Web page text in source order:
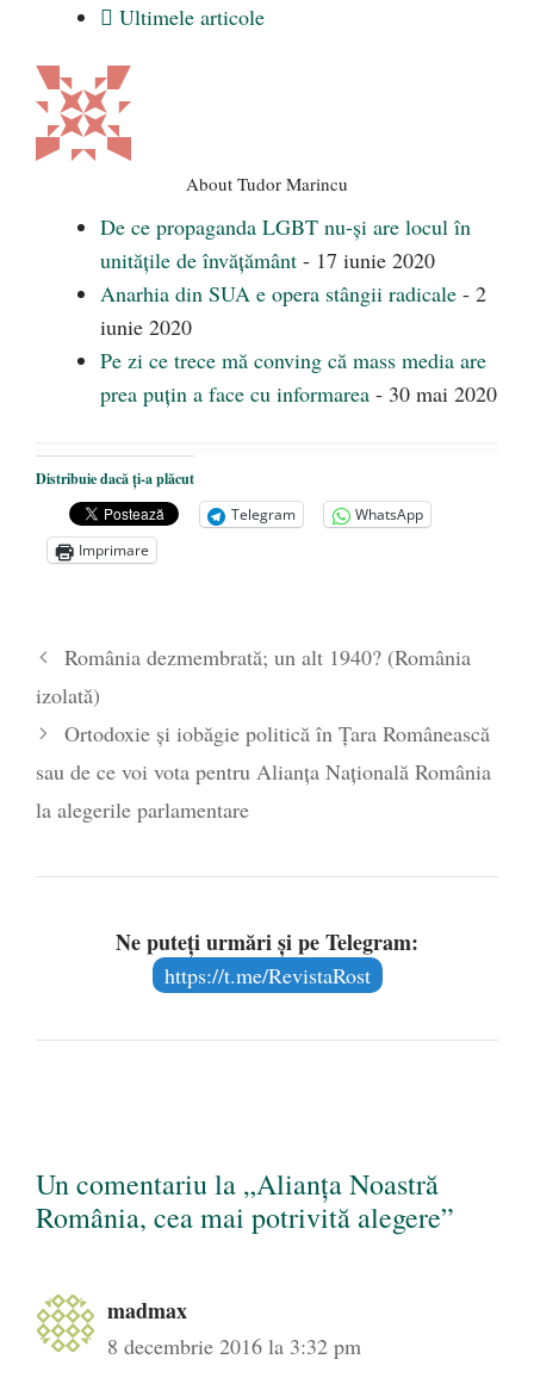
Ultimele articole
About Tudor Marincu
De ce propaganda LGBT nu-și are locul în
unitățile de învățământ - 17 iunie 2020
Anarhia din SUA e opera stângii radicale - 2
iunie 2020
Pe zi ce trece mă conving că mass media are
prea puțin a face cu informarea - 30 mai 2020
Distribuie dacă ți-a plăcut
Telegram
WhatsApp
Imprimare
România dezmembrată; un alt 1940? (România
izolată)
Ortodoxie și iobăgie politică în Țara Românească
sau de ce voi vota pentru Alianța Națională România
la alegerile parlamentare
Ne puteți urmări și pe Telegram:
https://t.me/RevistaRost
Un comentariu la „Alianța Noastră
România, cea mai potrivită alegere”
madmax
8 decembrie 2016 la 3:32 pm